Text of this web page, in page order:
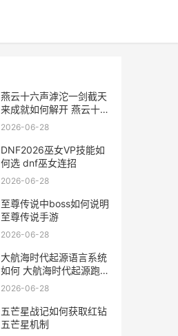
燕云十六声滹沱一剑截天
来成就如何解开 燕云十六
声滹沱河怎么触发
2026-06-28
DNF2026巫女VP技能如
何选 dnf巫女连招
2026-06-28
至尊传说中boss如何说明
至尊传说手游
2026-06-28
大航海时代起源语言系统
如何 大航海时代起源跑商
路线
2026-06-28
五芒星战记如何获取红钻
五芒星机制